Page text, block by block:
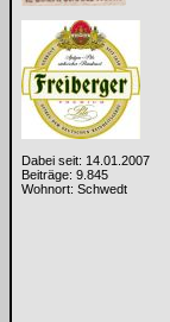
Dabei seit: 14.01.2007
Beiträge: 9.845
Wohnort: Schwedt